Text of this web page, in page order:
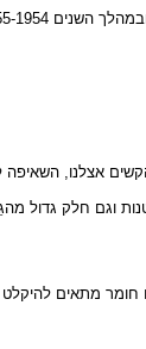
אצלנו, השאיפה
וגם חלק גדול
חומר מתאים